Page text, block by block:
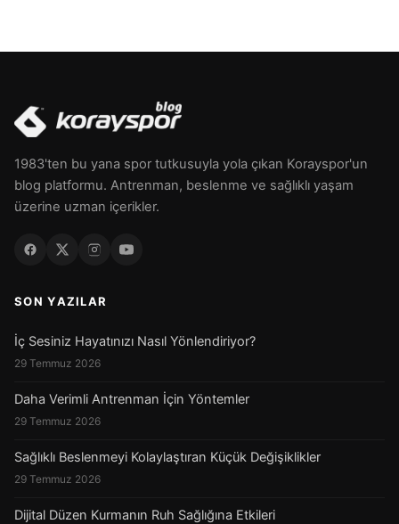
1983'ten bu yana spor tutkusuyla yola çıkan Korayspor'un
blog platformu. Antrenman, beslenme ve sağlıklı yaşam
üzerine uzman içerikler.
SON YAZILAR
İç Sesiniz Hayatınızı Nasıl Yönlendiriyor?
29 Temmuz 2026
Daha Verimli Antrenman İçin Yöntemler
29 Temmuz 2026
Sağlıklı Beslenmeyi Kolaylaştıran Küçük Değişiklikler
29 Temmuz 2026
Dijital Düzen Kurmanın Ruh Sağlığına Etkileri